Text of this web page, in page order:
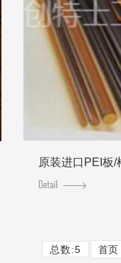
原装进口PEI板/
总数:5 首页